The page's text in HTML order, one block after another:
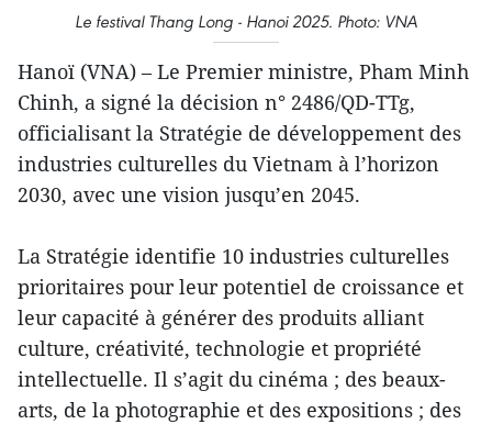
Le festival Thang Long - Hanoi 2025. Photo: VNA
Hanoï (VNA) – Le Premier ministre, Pham Minh
Chinh, a signé la décision n° 2486/QD-TTg,
officialisant la Stratégie de développement des
industries culturelles du Vietnam à l’horizon
2030, avec une vision jusqu’en 2045.
La Stratégie identifie 10 industries culturelles
prioritaires pour leur potentiel de croissance et
leur capacité à générer des produits alliant
culture, créativité, technologie et propriété
intellectuelle. Il s’agit du cinéma ; des beaux-
arts, de la photographie et des expositions ; des